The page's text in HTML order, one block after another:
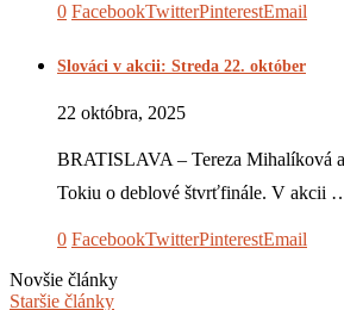
0 FacebookTwitterPinterestEmail
Slováci v akcii: Streda 22. október
22 októbra, 2025
BRATISLAVA – Tereza Mihalíková
Tokiu o deblové štvrťfinále. V akcii
0 FacebookTwitterPinterestEmail
Novšie články
Staršie články